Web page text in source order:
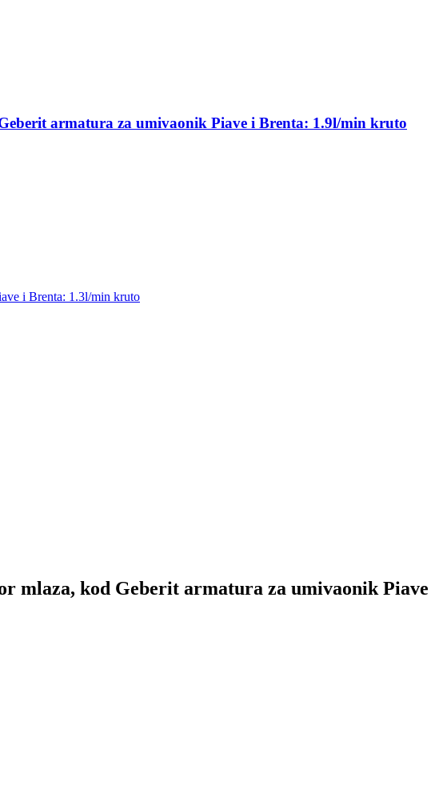
armatura za umivaonik Piave i Brenta: 1.9l/min kruto
mlaza, kod Geberit armatura za umivaonik Piave